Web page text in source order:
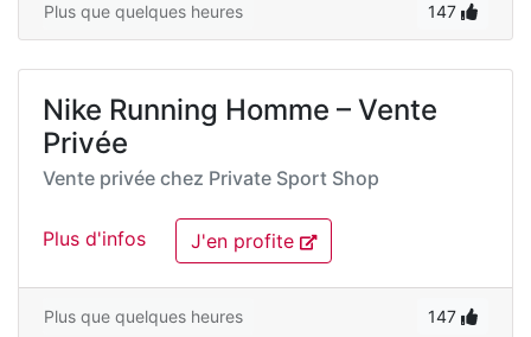
Plus que quelques heures 147
Nike Running Homme – Vente
Privée
Vente privée chez Private Sport Shop
Plus d'infos J'en profite
Plus que quelques heures 147